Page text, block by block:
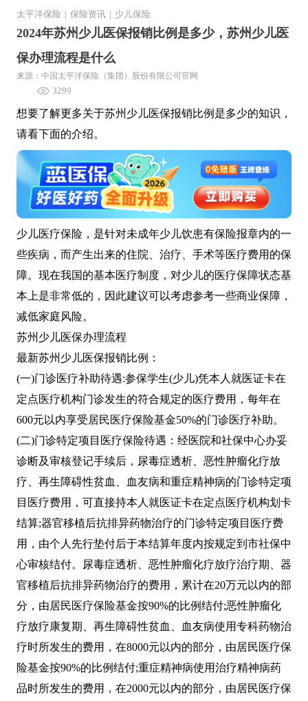
太平洋保险 保险资讯 少儿保险
2024年苏州少儿医保报销比例是多少，苏州少儿医
保办理流程是什么
来源：中国太平洋保险（集团）股份有限公司官网
3299
想要了解更多关于苏州少儿医保报销比例是多少的知识，
请看下面的介绍。
少儿医疗保险，是针对未成年少儿饮患有保险报章内的一
些疾病，而产生出来的住院、治疗、手术等医疗费用的保
障。现在我国的基本医疗制度，对少儿的医疗保障状态基
本上是非常低的，因此建议可以考虑参考一些商业保障，
减低家庭风险。
苏州少儿医保办理流程
最新苏州少儿医保报销比例：
(一)门诊医疗补助待遇:参保学生(少儿)凭本人就医证卡在
定点医疗机构门诊发生的符合规定的医疗费用，每年在
600元以内享受居民医疗保险基金50%的门诊医疗补助。
(二)门诊特定项目医疗保险待遇：经医院和社保中心办妥
诊断及审核登记手续后，尿毒症透析、恶性肿瘤化疗放
疗、再生障碍性贫血、血友病和重症精神病的门诊特定项
目医疗费用，可直接持本人就医证卡在定点医疗机构划卡
结算;器官移植后抗排异药物治疗的门诊特定项目医疗费
用，由个人先行垫付后于本结算年度内按规定到市社保中
心审核结付。尿毒症透析、恶性肿瘤化疗放疗治疗期、器
官移植后抗排异药物治疗的费用，累计在20万元以内的部
分，由居民医疗保险基金按90%的比例结付;恶性肿瘤化
疗放疗康复期、再生障碍性贫血、血友病使用专科药物治
疗时所发生的费用，在8000元以内的部分，由居民医疗保
险基金按90%的比例结付;重症精神病使用治疗精神病药
品时所发生的费用，在2000元以内的部分，由居民医疗保